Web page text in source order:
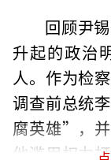
回顾尹
升起的政治
人。作为检
调查前总统
腐英雄”，并
他滥用权力